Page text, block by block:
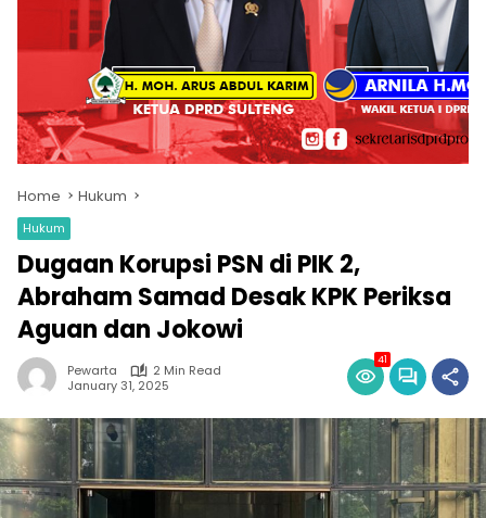
Home Hukum
Hukum
Dugaan Korupsi PSN di PIK 2,
Abraham Samad Desak KPK Periksa
Aguan dan Jokowi
Pewarta
2 Min Read
January 31, 2025
41